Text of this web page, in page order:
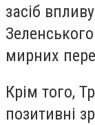
засіб
мирних
Крім того,
позитивні